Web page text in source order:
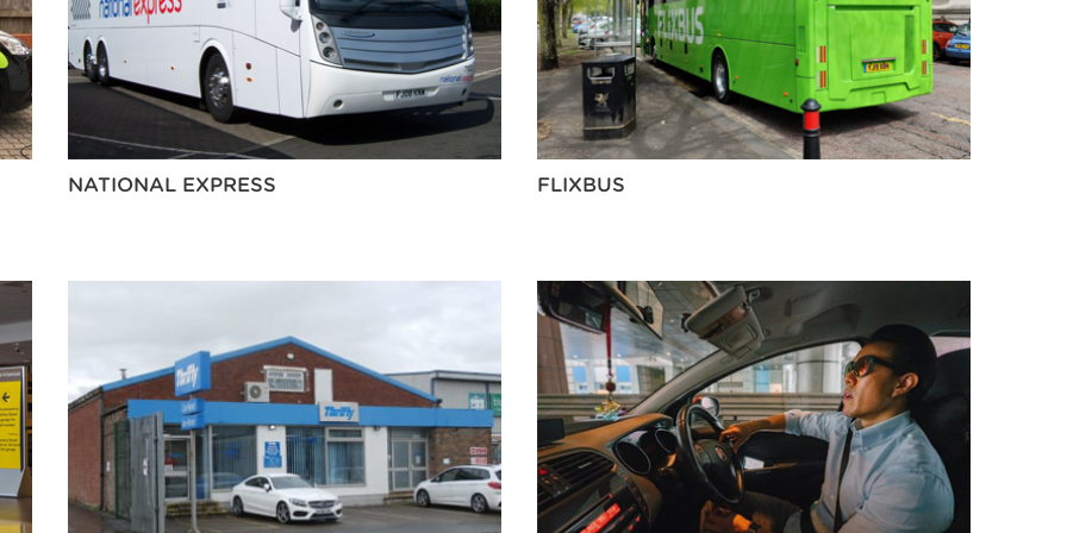
NATIONAL EXPRESS FLIXBUS